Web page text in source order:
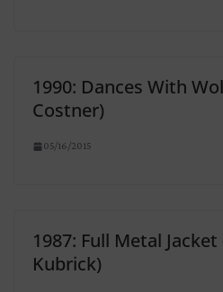
1990: Dances With
Costner)
05/16/2015
1987: Full Metal Jacket
Kubrick)